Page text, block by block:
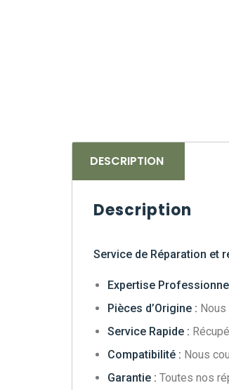
DESCRIPTION
Description
Service de Réparation et
Expertise
Pièces d’Origine : Nous
Service Rapide :
Compatibilité : Nous
Garantie : Toutes nos